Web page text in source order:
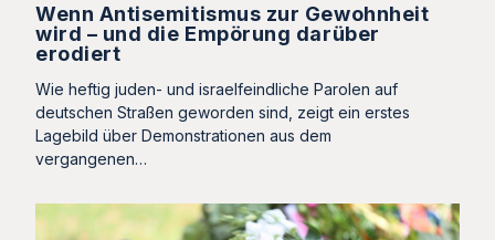
Wenn Antisemitismus zur Gewohnheit
wird – und die Empörung darüber
erodiert
Wie heftig juden- und israelfeindliche Parolen auf
deutschen Straßen geworden sind, zeigt ein erstes
Lagebild über Demonstrationen aus dem
vergangenen…